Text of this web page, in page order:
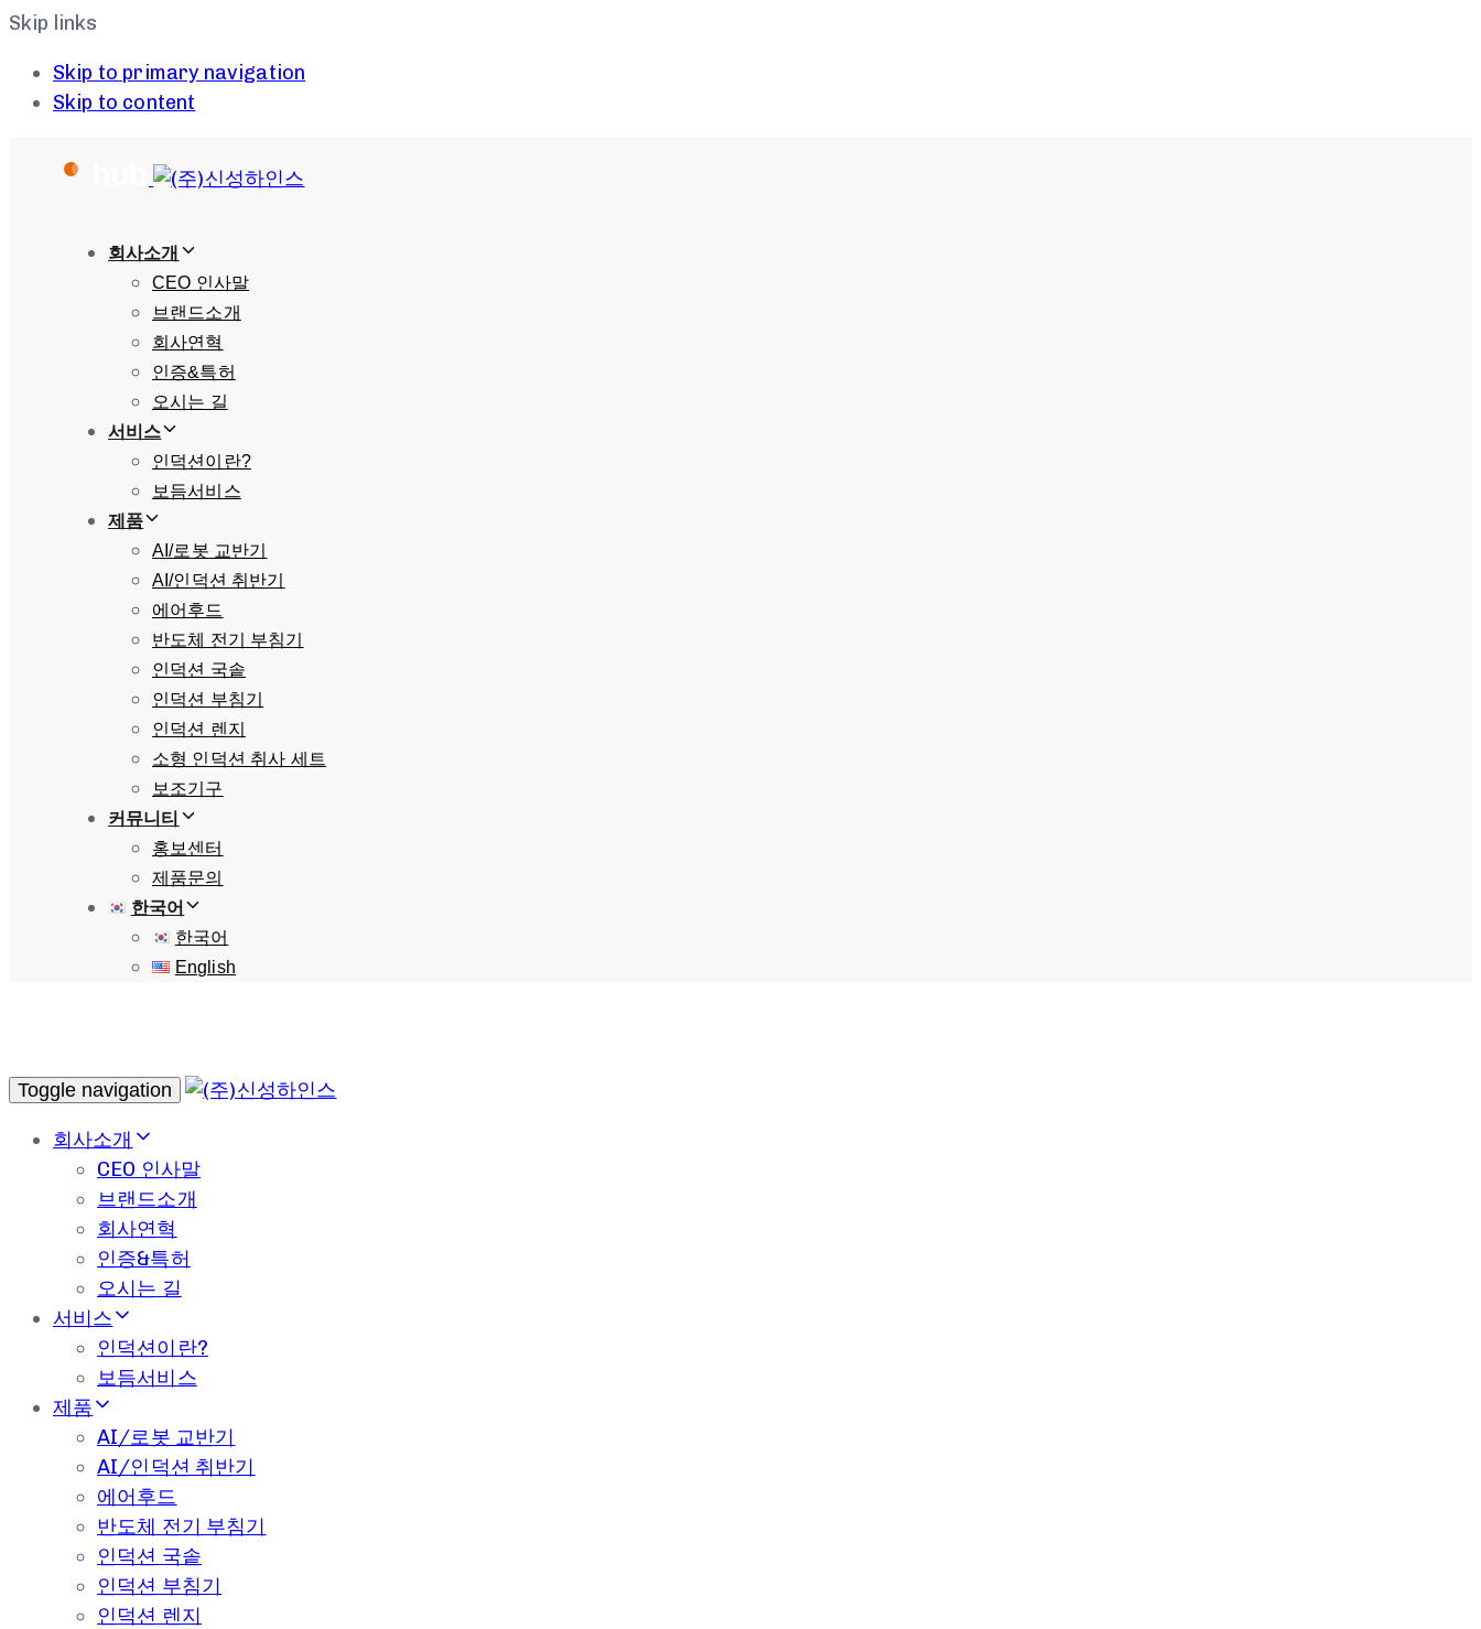
Skip links
Skip to primary navigation
Skip to content
회사소개
CEO 인사말
브랜드소개
회사연혁
인증&특허
오시는 길
서비스
인덕션이란?
보듬서비스
제품
AI/로봇 교반기
AI/인덕션 취반기
에어후드
반도체 전기 부침기
인덕션 국솥
인덕션 부침기
인덕션 렌지
소형 인덕션 취사 세트
보조기구
커뮤니티
홍보센터
제품문의
한국어
한국어
English
Toggle navigation
회사소개
CEO 인사말
브랜드소개
회사연혁
인증&특허
오시는 길
서비스
인덕션이란?
보듬서비스
제품
AI/로봇 교반기
AI/인덕션 취반기
에어후드
반도체 전기 부침기
인덕션 국솥
인덕션 부침기
인덕션 렌지